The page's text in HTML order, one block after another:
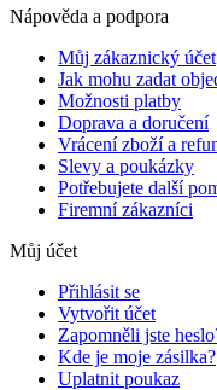
Nápověda a podpora
Můj zákaznický účet
Jak mohu zadat
Možnosti platby
Doprava a doručení
Vrácení zboží a
Slevy a poukázky
Potřebujete další
Firemní zákazníci
Můj účet
Přihlásit se
Vytvořit účet
Zapomněli jste
Kde je moje zásilka?
Uplatnit poukaz